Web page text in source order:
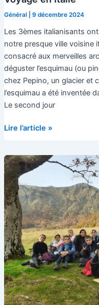
Général| 9 décembre 2024
Les 3èmes italianisants
notre presque ville voisine
consacré aux merveilles
déguster l’esquimau (ou
chez Pepino, un glacier et
l’esquimau a été inventée
Le second jour
Voyage
Lire l’article »